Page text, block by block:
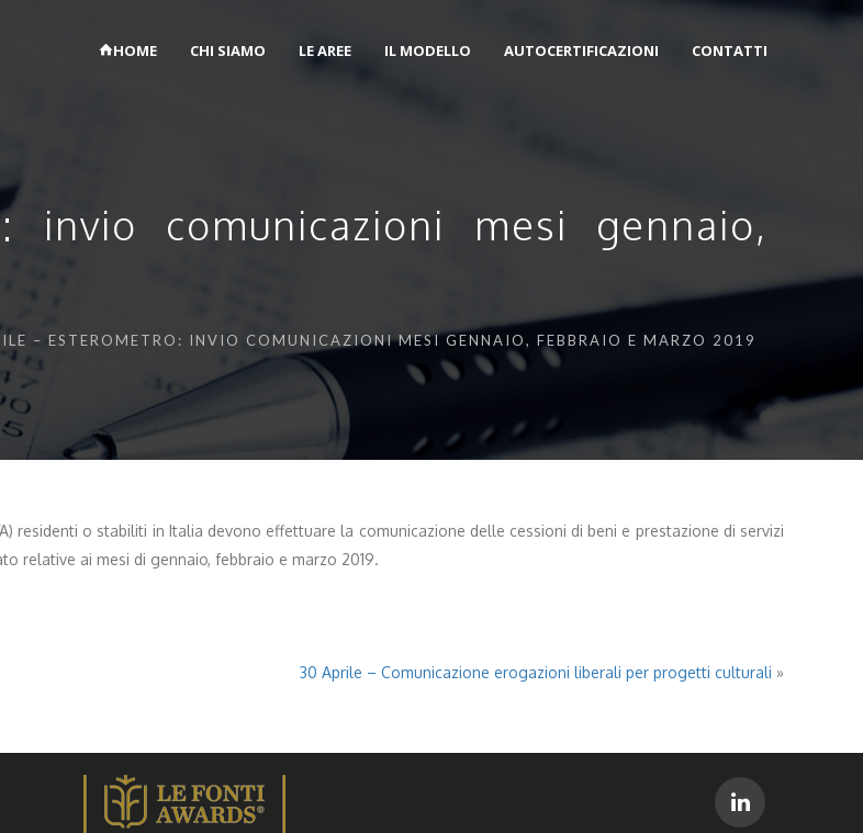
HOME CHI SIAMO LE AREE IL MODELLO AUTOCERTIFICAZIONI CONTATTI
invio comunicazioni mesi gennaio,
– ESTEROMETRO: INVIO COMUNICAZIONI MESI GENNAIO, FEBBRAIO E MARZO 2019
residenti o stabiliti in Italia devono effettuare la comunicazione delle cessioni di beni e prestazione di servizi
relative ai mesi di gennaio, febbraio e marzo 2019.
30 Aprile – Comunicazione erogazioni liberali per progetti culturali »